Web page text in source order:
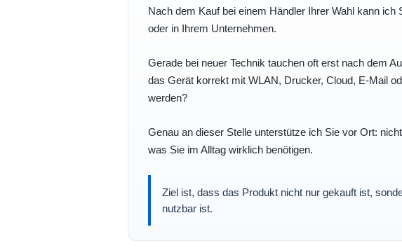
Nach dem Kauf bei einem Händler Ihrer Wahl kann
oder in Ihrem Unternehmen.
Gerade bei neuer Technik tauchen oft erst nach dem
das Gerät korrekt mit WLAN, Drucker, Cloud, E-Mail
werden?
Genau an dieser Stelle unterstütze ich Sie vor Ort:
was Sie im Alltag wirklich benötigen.
Ziel ist, dass das Produkt nicht nur gekauft ist,
nutzbar ist.